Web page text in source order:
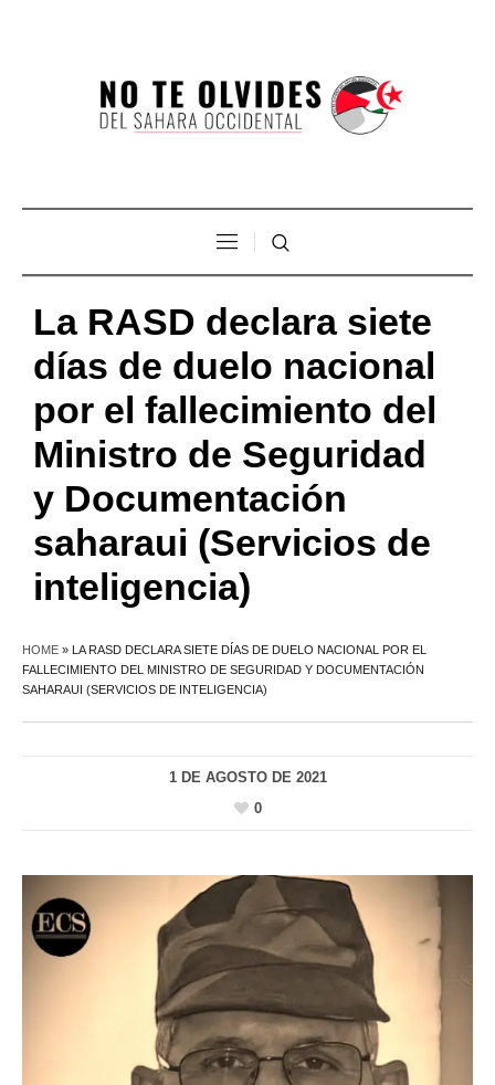
La RASD declara siete
días de duelo nacional
por el fallecimiento del
Ministro de Seguridad
y Documentación
saharaui (Servicios de
inteligencia)
HOME » LA RASD DECLARA SIETE DÍAS DE DUELO NACIONAL POR EL
FALLECIMIENTO DEL MINISTRO DE SEGURIDAD Y DOCUMENTACIÓN
SAHARAUI (SERVICIOS DE INTELIGENCIA)
1 DE AGOSTO DE 2021
0